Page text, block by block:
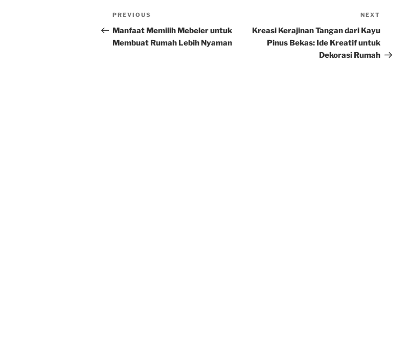
Post
navigation
Previous
Post
PREVIOUS
Manfaat Memilih Mebeler untuk
Membuat Rumah Lebih Nyaman
Post
NEXT
Kreasi Kerajinan Tangan dari Kayu
Pinus Bekas: Ide Kreatif untuk
Dekorasi Rumah